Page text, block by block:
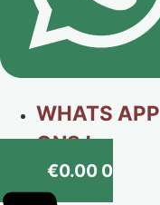
WHATS APP
ONS !
€0.00 0